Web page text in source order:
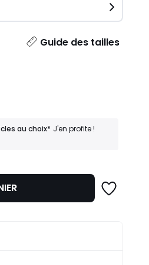
Guide des tailles
au choix* J'en profite !